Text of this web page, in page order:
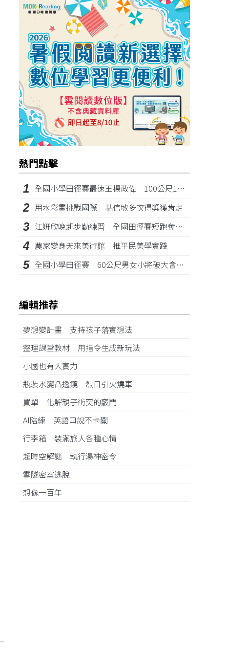
熱門點擊
1 全國小學田徑賽最速王楊政偉 100公尺11秒87奪金
2 用水彩畫挑戰國際 粘信敏多次得獎獲肯定
3 江姸欣晚起步勤練習 全國田徑賽短跑奪金摘銅
4 農家變身天來美術館 推平民美學實踐
5 全國小學田徑賽 60公尺男女小將破大會紀錄
編輯推荐
夢想變計畫 支持孩子落實想法
整理課堂教材 用指令生成新玩法
小國也有大實力
瓶裝水變凸透鏡 烈日引火燒車
買單 化解親子衝突的竅門
AI陪練 英語口說不卡關
行李箱 裝滿旅人各種心情
超時空解謎 執行湯神密令
雪隧密室逃脫
想像一百年